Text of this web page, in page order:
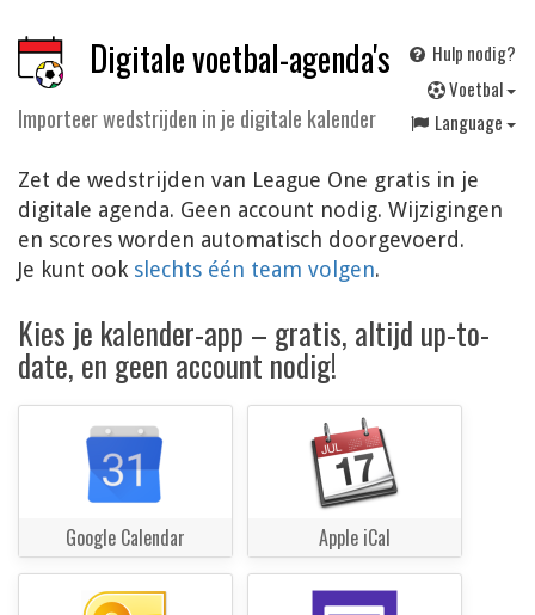
Digitale voetbal-agenda's
Importeer wedstrijden in je digitale kalender
Hulp nodig?
Voetbal
Language
Zet de wedstrijden van League One gratis in je
digitale agenda. Geen account nodig. Wijzigingen
en scores worden automatisch doorgevoerd.
Je kunt ook slechts één team volgen.
Kies je kalender-app – gratis, altijd up-to-
date, en geen account nodig!
Google Calendar Apple iCal